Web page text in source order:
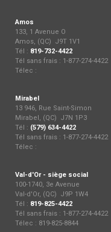
Amos
133, 1 Avenue O
Amos, (QC) J9T 1V1
Tél : 819-732-4422
Tél sans frais : 1-877-274-4422
Télec :
Mirabel
13 946, Rue Saint-Simon
Mirabel, (QC) J7N 1P3
Tél : (579) 634-4422
Tél sans frais : 1-877-274-4422
Télec :
Val-d'Or - siège social
100-1740, 3e Avenue
Val-d'Or, (QC) J9P 1W4
Tél : 819-825-4422
Tél sans frais : 1-877-274-4422
Télec : 819-825-8844